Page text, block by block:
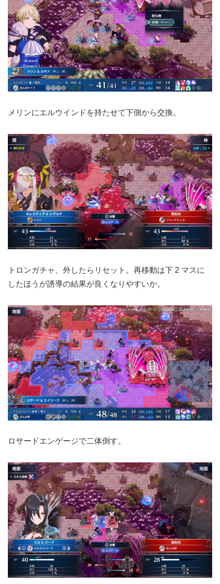
メリンにエルウインドを持たせて下側から交換。
トロンガチャ、外したらリセット。再移動は下 2 マスに
したほうが誘導の結果が良くなりやすいか。
ロサードエンゲージで二体倒す。